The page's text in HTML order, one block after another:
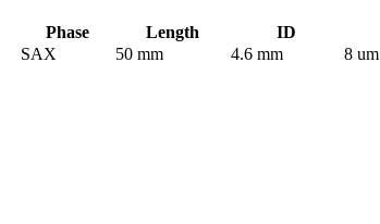
Phase Length ID
SAX 50 mm 4.6 mm 8 um